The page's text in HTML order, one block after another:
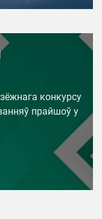
конкурсу
прайшоў у